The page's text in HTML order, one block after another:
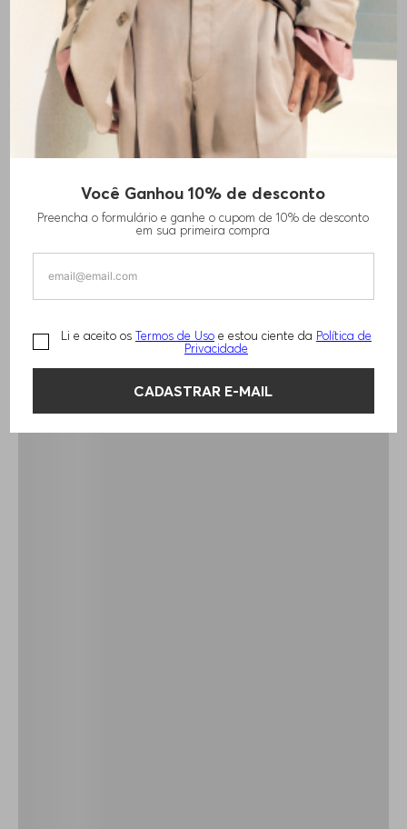
Você Ganhou 10% de desconto
Preencha o formulário e ganhe o cupom de 10% de desconto
em sua primeira compra
Li e aceito os Termos de Uso e estou ciente da Política de
Privacidade
CADASTRAR E-MAIL